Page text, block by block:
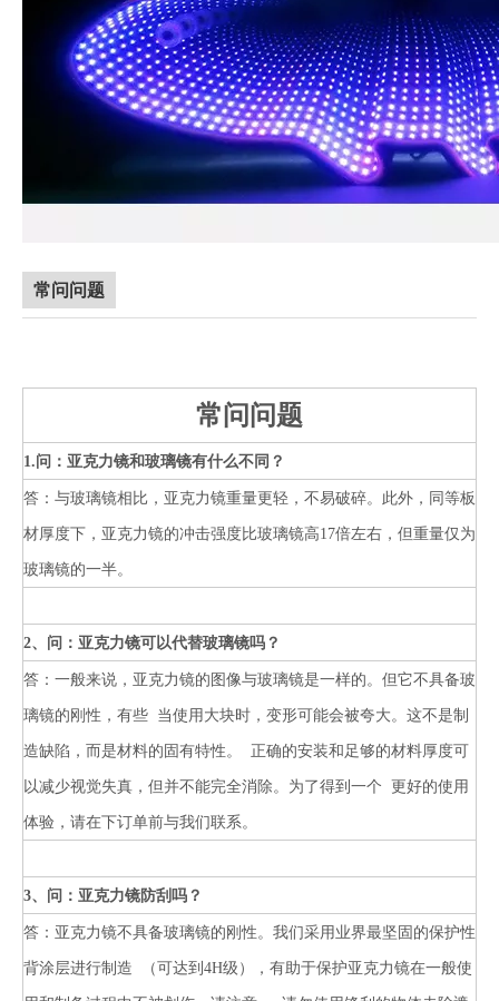
常问问题
常问问题
1.问：亚克力镜和玻璃镜有什么不同？
答：与玻璃镜相比，亚克力镜重量更轻，不易破碎。此外，同等板
材厚度下，亚克力镜的冲击强度比玻璃镜高17倍左右，但重量仅为
玻璃镜的一半。
2、问：亚克力镜可以代替玻璃镜吗？
答：一般来说，亚克力镜的图像与玻璃镜是一样的。但它不具备玻
璃镜的刚性，有些 当使用大块时，变形可能会被夸大。这不是制
造缺陷，而是材料的固有特性。 正确的安装和足够的材料厚度可
以减少视觉失真，但并不能完全消除。为了得到一个 更好的使用
体验，请在下订单前与我们联系。
3、问：亚克力镜防刮吗？
答：亚克力镜不具备玻璃镜的刚性。我们采用业界最坚固的保护性
背涂层进行制造 （可达到4H级），有助于保护亚克力镜在一般使